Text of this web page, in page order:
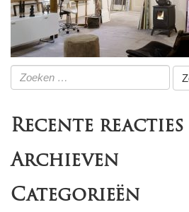
Zoeken
naar:
Recente reacties
Archieven
Categorieën